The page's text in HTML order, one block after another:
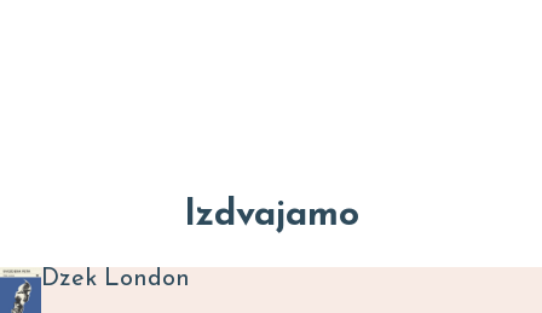
Izdvajamo
Dzek London